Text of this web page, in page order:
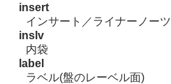
insert
インサート／ライナーノーツ
inslv
内袋
label
ラベル(盤のレーベル面)